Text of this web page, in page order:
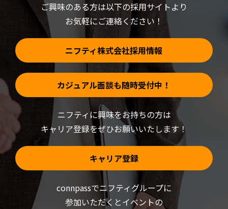
開
き
す)
ご興味のある方は以下の採用サイトより
お気軽にご連絡ください！
ニフティ株式会社採用情報
カジュアル面談も随時受付中！
ニフティに興味をお持ちの方は
キャリア登録をぜひお願いいたします！
キャリア登録
connpassでニフティグループに
参加いただくとイベントの